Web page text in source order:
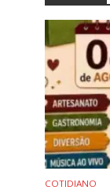
COTIDIANO